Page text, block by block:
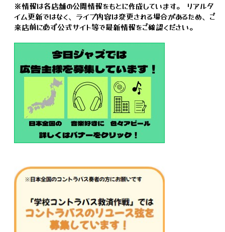
※情報は各店舗の公開情報をもとに作成しています。 リアルタ
イム更新ではなく、ライブ内容は変更される場合があるため、ご
来店前に必ず公式サイト等で最新情報をご確認ください。